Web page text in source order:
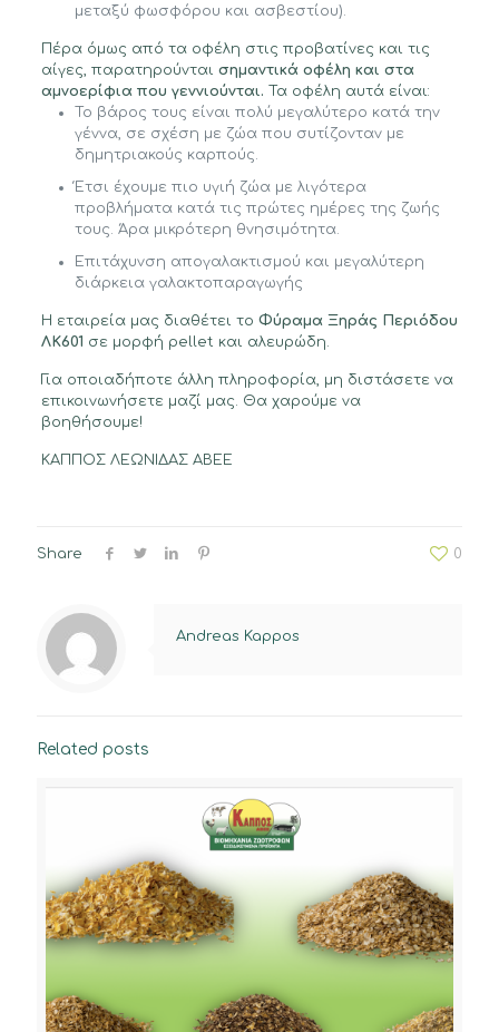
μεταξύ φωσφόρου και ασβεστίου).
Πέρα όμως από τα οφέλη στις προβατίνες και τις
αίγες, παρατηρούνται σημαντικά οφέλη και στα
αμνοερίφια που γεννιούνται. Τα οφέλη αυτά είναι:
Το βάρος τους είναι πολύ μεγαλύτερο κατά την
γέννα, σε σχέση με ζώα που συτίζονταν με
δημητριακούς καρπούς.
Έτσι έχουμε πιο υγιή ζώα με λιγότερα
προβλήματα κατά τις πρώτες ημέρες της ζωής
τους. Άρα μικρότερη θνησιμότητα.
Επιτάχυνση απογαλακτισμού και μεγαλύτερη
διάρκεια γαλακτοπαραγωγής
Η εταιρεία μας διαθέτει το Φύραμα Ξηράς Περιόδου
ΛΚ601 σε μορφή pellet και αλευρώδη.
Για οποιαδήποτε άλλη πληροφορία, μη διστάσετε να
επικοινωνήσετε μαζί μας. Θα χαρούμε να
βοηθήσουμε!
ΚΑΠΠΟΣ ΛΕΩΝΙΔΑΣ ΑΒΕΕ
Share 0
Andreas Kappos
Related posts